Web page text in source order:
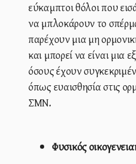
εύκαμπτοι θόλοι που
να μπλοκάρουν το
παρέχουν μια μη
και μπορεί να είναι μια
όσους έχουν
όπως ευαισθησία στις
ΣΜΝ.
Φυσικός